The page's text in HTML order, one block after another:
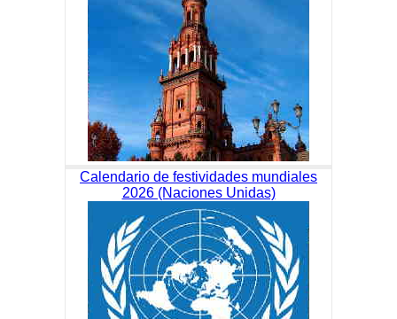
Calendario de festividades mundiales
2026 (Naciones Unidas)